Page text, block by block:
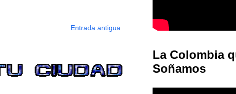
Entrada antigua
La Colombia
Soñamos